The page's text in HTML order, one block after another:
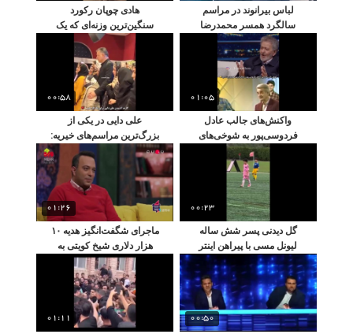
لباس بیرانوند در مراسم
سالگرد همسر محمدرضا
زنوزی مالک تراکتورسازی
جنجال برانگیز شد
هادی چوپان رکورد
سنگین‌ترین وزنه‌ای که یک
ورزشکار در تاریخ مستر
المپیا لیفت کرده بود را زد
01:05
واکنش‌های جالب عادل
فردوسی‌پور به شوخی‌های
امیر عابدینی درباره
خوش‌تیپی‌اش
00:58
علی دایی در یکی از
بزرگ‌ترین مراسم‌های خیریه:
نشان دادن روحیه نیکوکارانه
با کارت کشیدن برای کمک به
نیازمندان
00:23
گل دیدنی پسر شش ساله
لیونل مسی با پیراهن اینتر
میامی: آیا آینده‌ای درخشان در
انتظار این کودک نابغه فوتبال
است؟
01:26
ماجرای شگفت‌انگیز هدیه ۱۰
هزار دلاری شیخ کویتی به
دختر ایرانی: یک داستان
حیرت‌انگیز از محبت و
دوستی
00:50
01:11